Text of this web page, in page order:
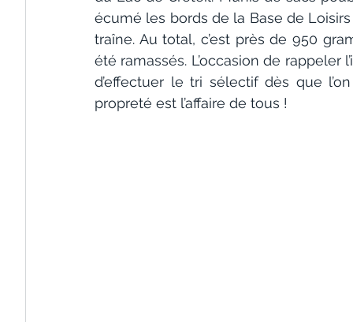
écumé les bords de la Base de
traîne. Au total, c’est près de 950
été ramassés. L’occasion de
d’effectuer le tri sélectif dès que
propreté est l’affaire de tous !